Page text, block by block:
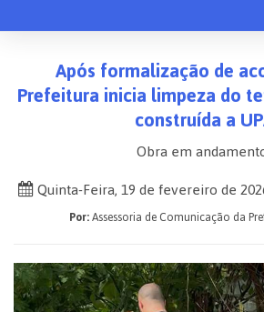
Após formalização de
Prefeitura inicia limpeza do
construída a
Obra em
Quinta-Feira, 19 de fevereiro de
Por:Assessoria de Comunicação da